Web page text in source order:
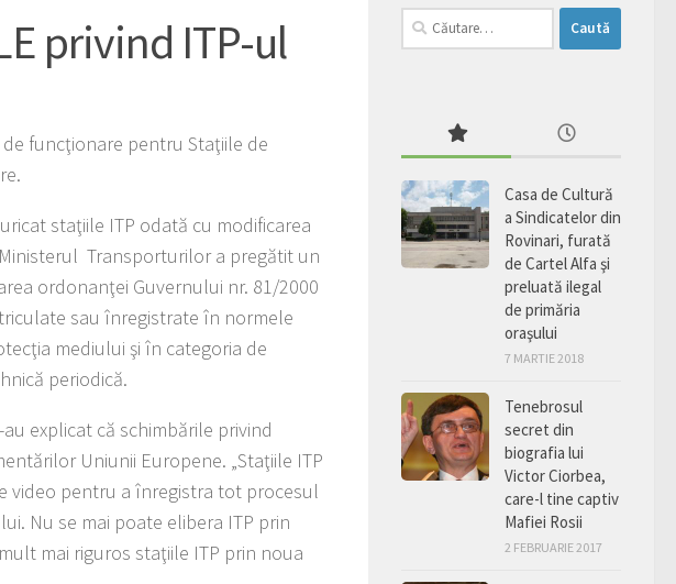
privind ITP-ul
funcţionare pentru Staţiile de
staţiile ITP odată cu modificarea
Transporturilor a pregătit un
ordonanţei Guvernului nr. 81/2000
sau înregistrate în normele
mediului şi în categoria de
periodică.
explicat că schimbările privind
Uniunii Europene. „Staţiile ITP
video pentru a înregistra tot procesul
Nu se mai poate elibera ITP prin
mai riguros staţiile ITP prin noua
Caută
după:
Casa de Cultură
a Sindicatelor din
Rovinari, furată
de Cartel Alfa şi
preluată ilegal
de primăria
oraşului
7 MARTIE 2018
Tenebrosul
secret din
biografia lui
Victor Ciorbea,
care-l tine captiv
Mafiei Rosii
2 FEBRUARIE 2017